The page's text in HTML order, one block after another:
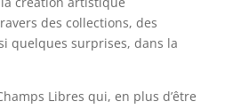
des collections, des
quelques surprises, dans la
Libres qui, en plus d’être